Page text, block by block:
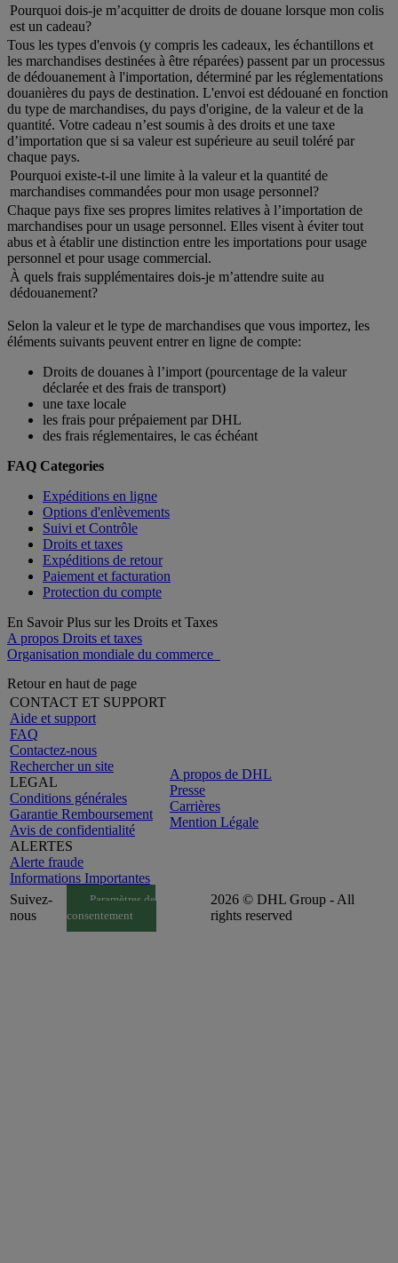
Pourquoi dois-je m’acquitter de droits de douane lorsque mon colis
est un cadeau?
Tous les types d'envois (y compris les cadeaux, les échantillons et
les marchandises destinées à être réparées) passent par un processus
de dédouanement à l'importation, déterminé par les réglementations
douanières du pays de destination. L'envoi est dédouané en fonction
du type de marchandises, du pays d'origine, de la valeur et de la
quantité. Votre cadeau n’est soumis à des droits et une taxe
d’importation que si sa valeur est supérieure au seuil toléré par
chaque pays.
Pourquoi existe-t-il une limite à la valeur et la quantité de
marchandises commandées pour mon usage personnel?
Chaque pays fixe ses propres limites relatives à l’importation de
marchandises pour un usage personnel. Elles visent à éviter tout
abus et à établir une distinction entre les importations pour usage
personnel et pour usage commercial.
À quels frais supplémentaires dois-je m’attendre suite au
dédouanement?
Selon la valeur et le type de marchandises que vous importez, les
éléments suivants peuvent entrer en ligne de compte:
Droits de douanes à l’import (pourcentage de la valeur
déclarée et des frais de transport)
une taxe locale
les frais pour prépaiement par DHL
des frais réglementaires, le cas échéant
FAQ Categories
Expéditions en ligne
Options d'enlèvements
Suivi et Contrôle
Droits et taxes
Expéditions de retour
Paiement et facturation
Protection du compte
En Savoir Plus sur les Droits et Taxes
A propos Droits et taxes
Organisation mondiale du commerce
Retour en haut de page
CONTACT ET SUPPORT
Aide et support
FAQ
Contactez-nous
Rechercher un site
LEGAL
Conditions générales
Garantie Remboursement
Avis de confidentialité
ALERTES
Alerte fraude
Informations Importantes
A propos de DHL
Presse
Carrières
Mention Légale
Suivez-
nous
Paramètres de
consentement
2026 © DHL Group - All
rights reserved